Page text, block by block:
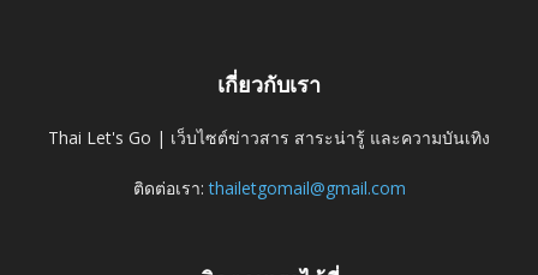
เกี่ยวกับเรา
Thai Let's Go | เว็บไซต์ข่าวสาร สาระน่ารู้ และความบันเทิง
ติดต่อเรา:thailetgomail@gmail.com